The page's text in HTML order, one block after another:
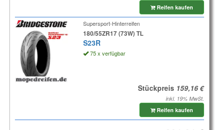
Reifen kaufen
Supersport-Hinterreifen
180/55ZR17 (73W) TL
S23R
75 x verfügbar
Stückpreis
inkl. 19% MwSt.
Reifen kaufen